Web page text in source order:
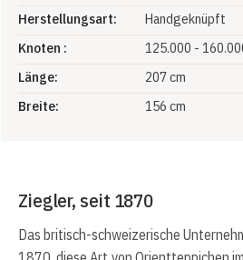
Herstellungsart:
Handgeknüpft
Knoten :
125.000 -
Länge:
207 cm
Breite:
156 cm
Ziegler, seit 1870
Das britisch-schweizerische